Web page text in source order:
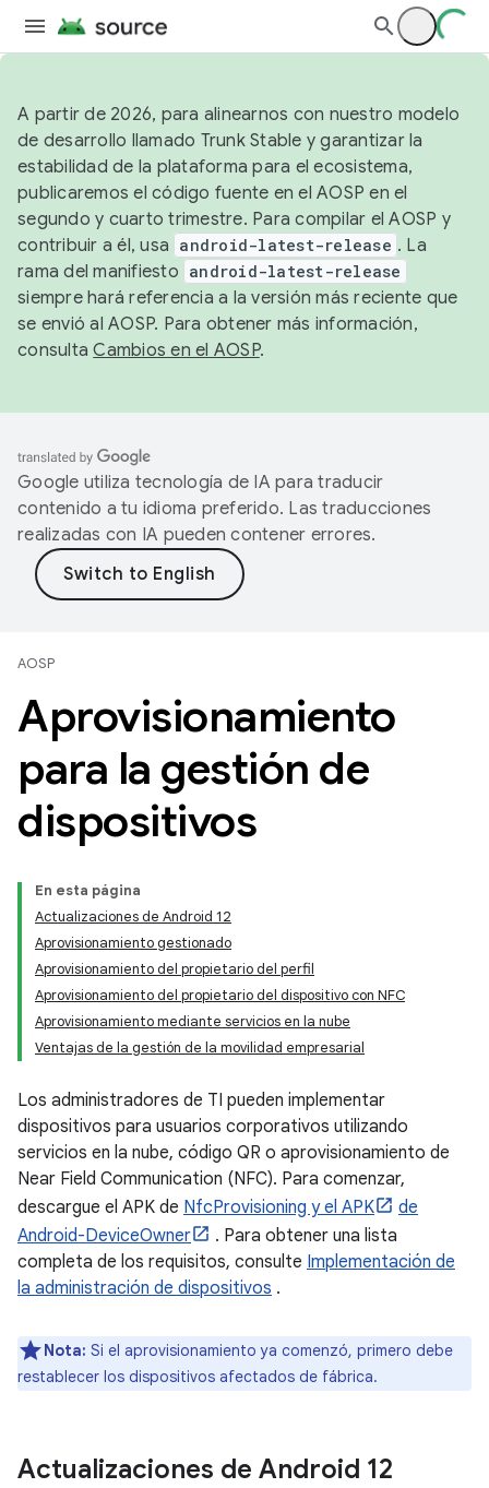
A partir de 2026, para alinearnos con nuestro modelo
de desarrollo llamado Trunk Stable y garantizar la
estabilidad de la plataforma para el ecosistema,
publicaremos el código fuente en el AOSP en el
segundo y cuarto trimestre. Para compilar el AOSP y
contribuir a él, usa android-latest-release . La
rama del manifiesto android-latest-release
siempre hará referencia a la versión más reciente que
se envió al AOSP. Para obtener más información,
consultaCambios en el AOSP.
Google utiliza tecnología de IA para traducir
contenido a tu idioma preferido. Las traducciones
realizadas con IA pueden contener errores.
AOSP
Aprovisionamiento
para la gestión de
dispositivos
En esta página
Actualizaciones de Android 12
Aprovisionamiento gestionado
Aprovisionamiento del propietario del perfil
Aprovisionamiento del propietario del dispositivo con NFC
Aprovisionamiento mediante servicios en la nube
Ventajas de la gestión de la movilidad empresarial
Los administradores de TI pueden implementar
dispositivos para usuarios corporativos utilizando
servicios en la nube, código QR o aprovisionamiento de
Near Field Communication (NFC). Para comenzar,
descargue el APK de NfcProvisioning y el APK
de
Android-DeviceOwner
. Para obtener una lista
completa de los requisitos, consulte Implementación de
la administración de dispositivos .
Nota: Si el aprovisionamiento ya comenzó, primero debe
restablecer los dispositivos afectados de fábrica.
Actualizaciones de Android 12